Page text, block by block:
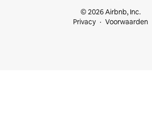
© 2026 Airbnb, Inc.
Privacy
Voorwaarden